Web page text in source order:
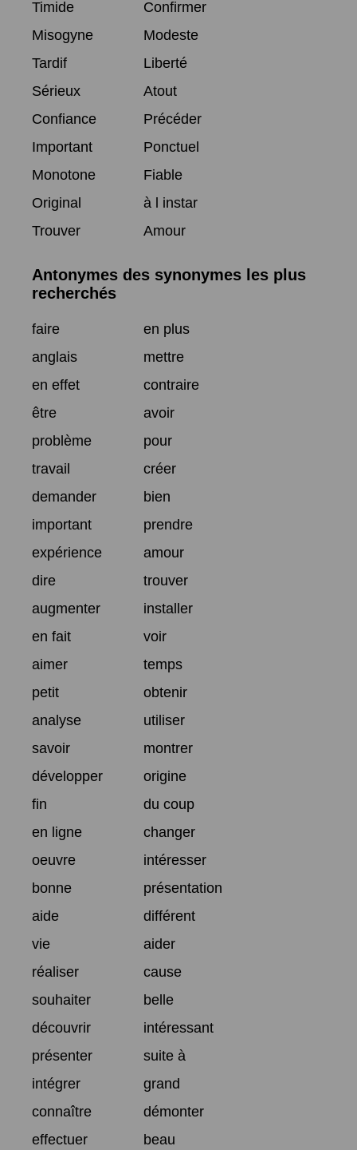
Timide
Confirmer
Misogyne
Modeste
Tardif
Liberté
Sérieux
Atout
Confiance
Précéder
Important
Ponctuel
Monotone
Fiable
Original
à l instar
Trouver
Amour
Antonymes des synonymes les plus
recherchés
faire
en plus
anglais
mettre
en effet
contraire
être
avoir
problème
pour
travail
créer
demander
bien
important
prendre
expérience
amour
dire
trouver
augmenter
installer
en fait
voir
aimer
temps
petit
obtenir
analyse
utiliser
savoir
montrer
développer
origine
fin
du coup
en ligne
changer
oeuvre
intéresser
bonne
présentation
aide
différent
vie
aider
réaliser
cause
souhaiter
belle
découvrir
intéressant
présenter
suite à
intégrer
grand
connaître
démonter
effectuer
beau